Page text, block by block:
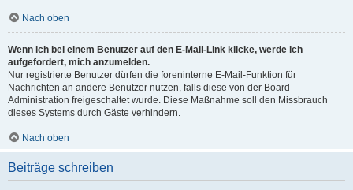
Nach oben
Wenn ich bei einem Benutzer auf den E-Mail-Link klicke, werde ich
aufgefordert, mich anzumelden.
Nur registrierte Benutzer dürfen die foreninterne E-Mail-Funktion für
Nachrichten an andere Benutzer nutzen, falls diese von der Board-
Administration freigeschaltet wurde. Diese Maßnahme soll den Missbrauch
dieses Systems durch Gäste verhindern.
Nach oben
Beiträge schreiben